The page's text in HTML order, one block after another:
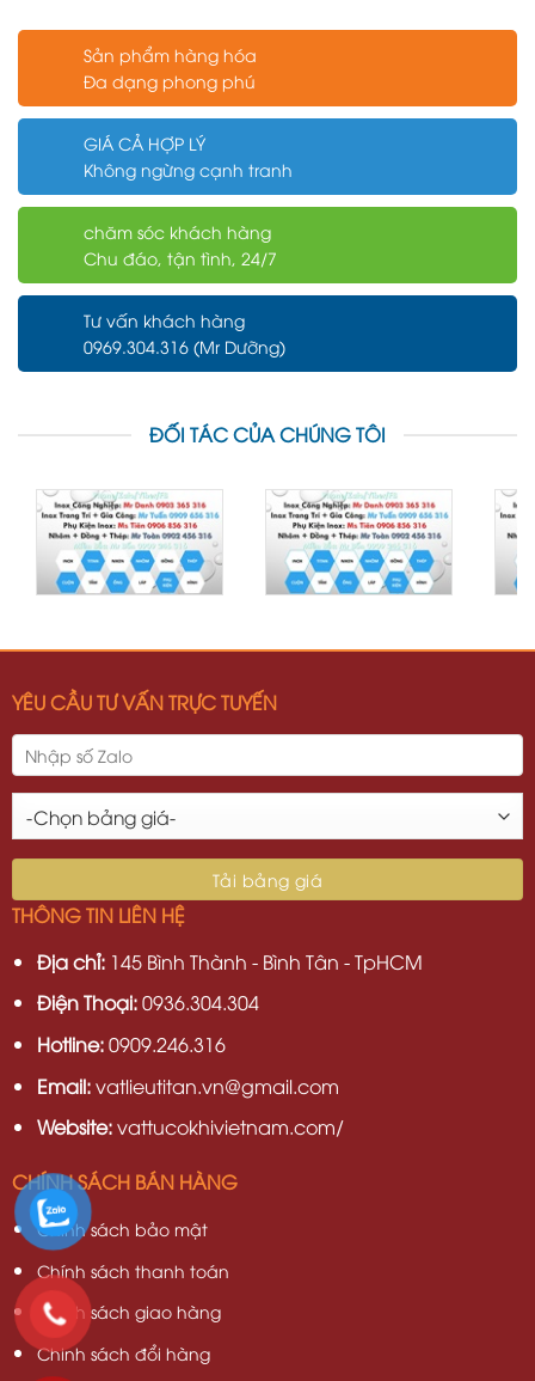
Sản phẩm hàng hóa
Đa dạng phong phú
GIÁ CẢ HỢP LÝ
Không ngừng cạnh tranh
chăm sóc khách hàng
Chu đáo, tận tình, 24/7
Tư vấn khách hàng
0969.304.316 (Mr Dưỡng)
ĐỐI TÁC CỦA CHÚNG TÔI
YÊU CẦU TƯ VẤN TRỰC TUYẾN
THÔNG TIN LIÊN HỆ
Địa chỉ:145 Bình Thành - Bình Tân - TpHCM
Điện Thoại:0936.304.304
Hotline:0909.246.316
Email:vatlieutitan.vn@gmail.com
Website:vattucokhivietnam.com/
CHÍNH SÁCH BÁN HÀNG
Chính sách bảo mật
Chính sách thanh toán
Chính sách giao hàng
Chinh sách đổi hàng